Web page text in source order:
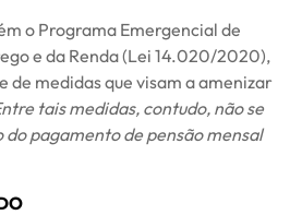
o Programa Emergencial de
e da Renda (Lei 14.020/2020),
de medidas que visam a amenizar
tais medidas, contudo, não se
do pagamento de pensão mensal